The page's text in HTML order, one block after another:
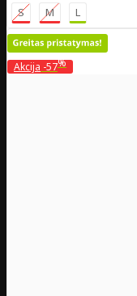
S M L
Akcija -57%